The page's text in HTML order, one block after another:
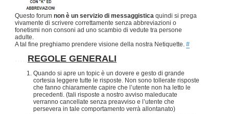
Questo forum non è un servizio di messaggistica quindi si prega
vivamente di scrivere correttamente senza abbreviazioni o
fonetismi non consoni ad uno scambio di vedute tra persone
adulte.
A tal fine preghiamo prendere visione della nostra Netiquette. #
REGOLE GENERALI
Quando si apre un topic è un dovere e gesto di grande
cortesia leggere tutte le risposte. Non sono tollerate risposte
che fanno chiaramente capire che l’utente non ha letto le
precedenti. (tali risposte a nostro avviso maleducate
verranno cancellate senza preavviso e l’utente che
persevera in tale comportamento verrà allontanato)